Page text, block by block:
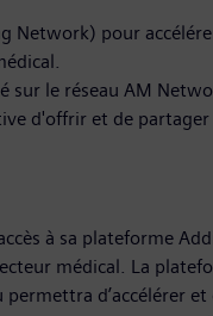
Network) pour
sur le réseau AM
d'offrir et de partager
à sa plateforme
médical. La
permettra d’accélérer